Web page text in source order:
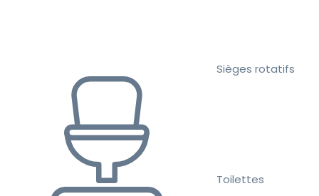
Sièges rotatifs
Toilettes